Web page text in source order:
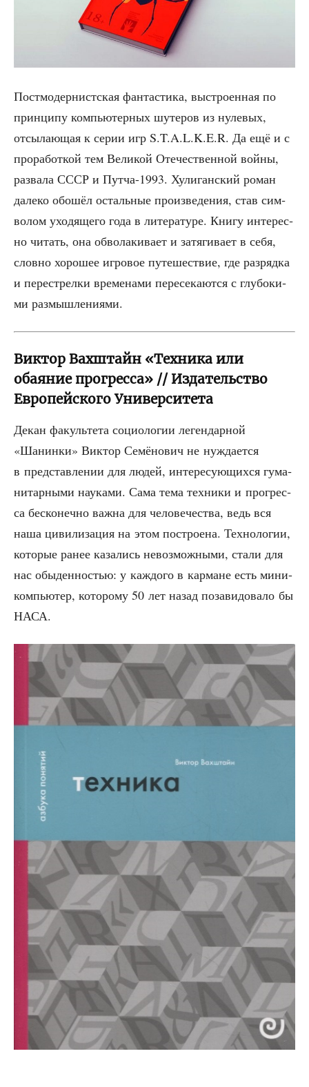
Пост­мо­дер­нист­ская фан­та­сти­ка, выстро­ен­ная по
прин­ци­пу ком­пью­тер­ных шуте­ров из нуле­вых,
отсы­ла­ю­щая к серии игр S.T.A.L.K.E.R. Да ещё и с
про­ра­бот­кой тем Вели­кой Оте­че­ствен­ной вой­ны,
раз­ва­ла СССР и Пут­ча-1993. Хули­ган­ский роман
дале­ко обо­шёл осталь­ные про­из­ве­де­ния, став сим­
во­лом ухо­дя­ще­го года в лите­ра­ту­ре. Кни­гу инте­рес­
но читать, она обво­ла­ки­ва­ет и затя­ги­ва­ет в себя,
слов­но хоро­шее игро­вое путе­ше­ствие, где раз­ряд­ка
и пере­стрел­ки вре­ме­на­ми пере­се­ка­ют­ся с глу­бо­ки­
ми размышлениями.
Виктор Вахштайн «Техника или
обаяние прогресса» // Издательство
Европейского Университета
Декан факуль­те­та социо­ло­гии леген­дар­ной
«Шанин­ки» Вик­тор Семё­но­вич не нуж­да­ет­ся
в пред­став­ле­нии для людей, инте­ре­су­ю­щих­ся гума­
ни­тар­ны­ми нау­ка­ми. Сама тема тех­ни­ки и про­грес­
са бес­ко­неч­но важ­на для чело­ве­че­ства, ведь вся
наша циви­ли­за­ция на этом постро­е­на. Тех­но­ло­гии,
кото­рые ранее каза­лись невоз­мож­ны­ми, ста­ли для
нас обы­ден­но­стью: у каж­до­го в кар­мане есть мини-
ком­пью­тер, кото­ро­му 50 лет назад поза­ви­до­ва­ло бы
НАСА.